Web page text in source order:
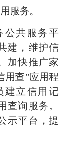
服务。
共服务平
建，维护信
加快推广家
用查”应用程
建立信用记
查询服务。
示平台，提